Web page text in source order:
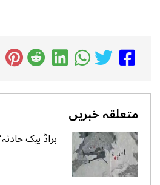
متعلقہ خبریں